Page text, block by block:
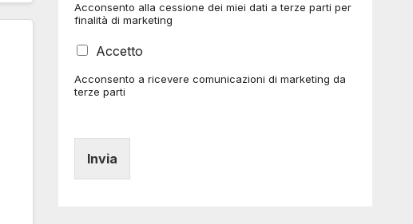
e
i
p
u
a
s
e
l
l
e
d
p
Acconsento alla cessione dei miei dati a terze parti per
finalità di marketing
C
s
e
i
Accetto
Acconsento a ricevere comunicazioni di marketing da
terze parti
Invia